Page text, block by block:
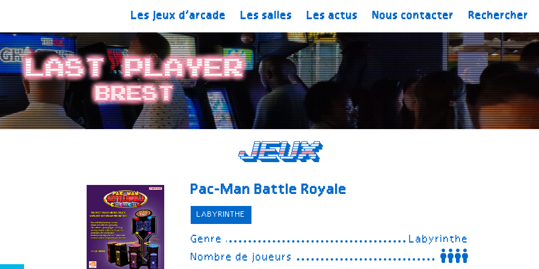
Les jeux d’arcade Les salles Les actus Nous contacter Rechercher
Last player
Brest
Jeux
Pac-Man Battle Royale
LABYRINTHE
Genre
Labyrinthe
Nombre de joueurs